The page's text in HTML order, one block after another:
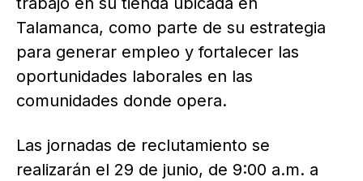
Talamanca, como parte de su estrategia
para generar empleo y fortalecer las
oportunidades laborales en las
comunidades donde opera.
Las jornadas de reclutamiento se
realizarán el 29 de junio, de 9:00 a.m. a